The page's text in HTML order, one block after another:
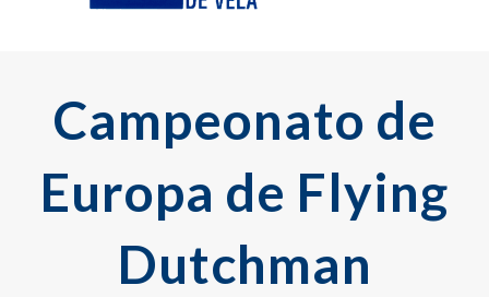
Campeonato de
Europa de Flying
Dutchman